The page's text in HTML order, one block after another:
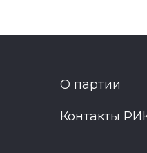
О партии
Контакты